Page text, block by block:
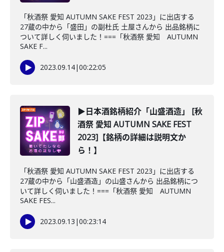
「秋酒祭 愛知 AUTUMN SAKE FEST 2023」に出店する
27蔵の中から「盛田」の副杜氏 土屋さんから 出品銘柄に
ついて詳しく伺いました！===「秋酒祭 愛知 AUTUMN
SAKE F...
2023.09.14|00:22:05
▶日本酒銘柄紹介「山盛酒造」 [秋
酒祭 愛知 AUTUMN SAKE FEST
2023]【銘柄の詳細は説明文か
ら！】
「秋酒祭 愛知 AUTUMN SAKE FEST 2023」に出店する
27蔵の中から「山盛酒造」の山盛さんから 出品銘柄につ
いて詳しく伺いました！===「秋酒祭 愛知 AUTUMN
SAKE FES...
2023.09.13 |00:23:14